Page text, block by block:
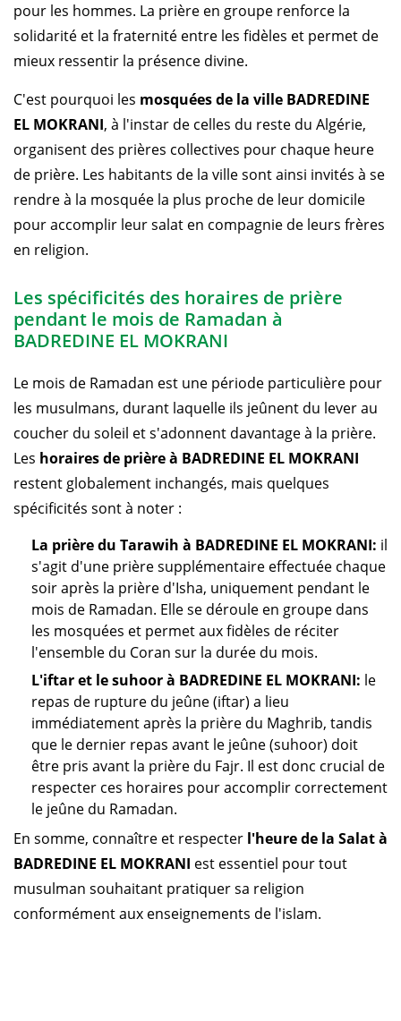
pour les hommes. La prière en groupe renforce la
solidarité et la fraternité entre les fidèles et permet de
mieux ressentir la présence divine.
C'est pourquoi les mosquées de la ville BADREDINE
EL MOKRANI, à l'instar de celles du reste du Algérie,
organisent des prières collectives pour chaque heure
de prière. Les habitants de la ville sont ainsi invités à se
rendre à la mosquée la plus proche de leur domicile
pour accomplir leur salat en compagnie de leurs frères
en religion.
Les spécificités des horaires de prière
pendant le mois de Ramadan à
BADREDINE EL MOKRANI
Le mois de Ramadan est une période particulière pour
les musulmans, durant laquelle ils jeûnent du lever au
coucher du soleil et s'adonnent davantage à la prière.
Les horaires de prière à BADREDINE EL MOKRANI
restent globalement inchangés, mais quelques
spécificités sont à noter :
La prière du Tarawih à BADREDINE EL MOKRANI: il
s'agit d'une prière supplémentaire effectuée chaque
soir après la prière d'Isha, uniquement pendant le
mois de Ramadan. Elle se déroule en groupe dans
les mosquées et permet aux fidèles de réciter
l'ensemble du Coran sur la durée du mois.
L'iftar et le suhoor à BADREDINE EL MOKRANI: le
repas de rupture du jeûne (iftar) a lieu
immédiatement après la prière du Maghrib, tandis
que le dernier repas avant le jeûne (suhoor) doit
être pris avant la prière du Fajr. Il est donc crucial de
respecter ces horaires pour accomplir correctement
le jeûne du Ramadan.
En somme, connaître et respecter l'heure de la Salat à
BADREDINE EL MOKRANI est essentiel pour tout
musulman souhaitant pratiquer sa religion
conformément aux enseignements de l'islam.